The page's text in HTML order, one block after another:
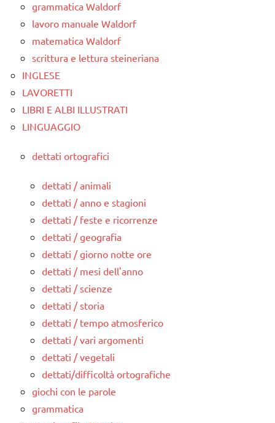
grammatica Waldorf
lavoro manuale Waldorf
matematica Waldorf
scrittura e lettura steineriana
INGLESE
LAVORETTI
LIBRI E ALBI ILLUSTRATI
LINGUAGGIO
dettati ortografici
dettati / animali
dettati / anno e stagioni
dettati / feste e ricorrenze
dettati / geografia
dettati / giorno notte ore
dettati / mesi dell'anno
dettati / scienze
dettati / storia
dettati / tempo atmosferico
dettati / vari argomenti
dettati / vegetali
dettati/difficoltà ortografiche
giochi con le parole
grammatica